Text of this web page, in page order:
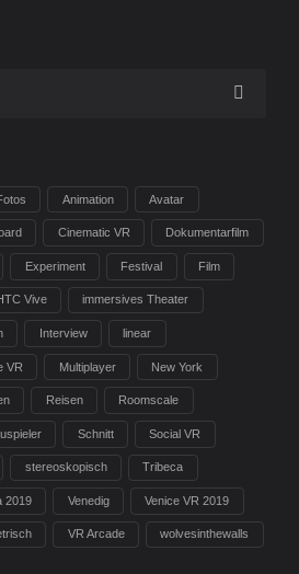
Animation Avatar
Cinematic VR Dokumentarfilm
Experiment Festival Film
Vive immersives Theater
Interview linear
VR Multiplayer New York
Reisen Roomscale
Schnitt Social VR
stereoskopisch Tribeca
2019 Venedig Venice VR 2019
VR Arcade wolvesinthewalls